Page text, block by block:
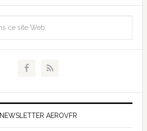
NEWSLETTER AEROVFR